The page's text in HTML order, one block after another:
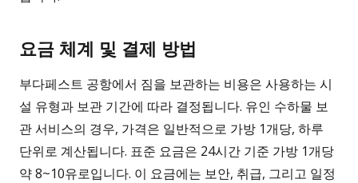
요금 체계 및 결제 방법
부다페스트 공항에서 짐을 보관하는 비용은 사용하는 시
설 유형과 보관 기간에 따라 결정됩니다. 유인 수하물 보
관 서비스의 경우, 가격은 일반적으로 가방 1개당, 하루
단위로 계산됩니다. 표준 요금은 24시간 기준 가방 1개당
약 8~10유로입니다. 이 요금에는 보안, 취급, 그리고 일정